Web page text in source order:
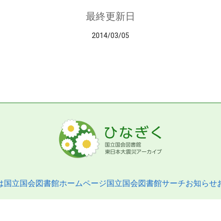
最終更新日
2014/03/05
国立国会図書館ホームページ国立国会図書館サーチお知らせ